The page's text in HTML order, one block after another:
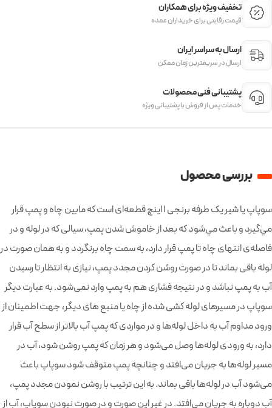
تخفیف ویژه برای همکاران
قیمت‌ رقابتی برای خریداران عمده
ارسال به سراسر ایران
ارسال در سریعترین زمان ممکن
پشتیبانی فنی محصولات
خدمات پس از فروش با پشتیبانی ویژه
بررسی محصول
سوپاپ یا شیر یک طرفه برنجی 1 اینچ قطعه‌ای است كه مابين چاه و پمپ قرار
مي‌گيرد و باعث مي‌شود که بعد از خاموش شدن پمپ، سیالی كه در لوله و در
فاصله‌ی انتهای چاه تا پمپ قرار دارد، به سمت چاه برنگردد و به همان صورت در
لوله باقی بماند تا در صورت روشن كردن مجدد پمپ، نيازی به انتظار تا رسيدن
آب به پمپ نباشد و در نتیجه فشاری هم به پمپ وارد نمی‌شود. به عبارت دیگر
سوپاپ در مسیرهای لوله کشی شده از چاه یا منبع های دیگر، جهت اطمینان از
ورود مداوم آب به داخل لوله‌ها و در مواردی که پمپ آب بالاتر از سطح آب قرار
دارد، به ورودی لوله‌ها وصل می‌شود و هر زمان که پمپ روشن شود، آب در
مسیر لوله‌ها به جریان می‌افتد و چنانچه پمپ متوقف شود سوپاپ باعث
می‌شود آب در لوله‌ها باقی بماند. به این ترتیب با روشن نمودن مجدد پمپ،
آب دوباره به جریان می‌افتد. در غیر این صورت و در صورت نبودن سوپاپ، آب از